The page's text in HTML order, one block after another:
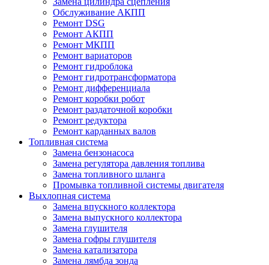
Обслуживание АКПП
Ремонт DSG
Ремонт АКПП
Ремонт МКПП
Ремонт вариаторов
Ремонт гидроблока
Ремонт гидротрансформатора
Ремонт дифференциала
Ремонт коробки робот
Ремонт раздаточной коробки
Ремонт редуктора
Ремонт карданных валов
Топливная система
Замена бензонасоса
Замена регулятора давления топлива
Замена топливного шланга
Промывка топливной системы двигателя
Выхлопная система
Замена впускного коллектора
Замена выпускного коллектора
Замена глушителя
Замена гофры глушителя
Замена катализатора
Замена лямбда зонда